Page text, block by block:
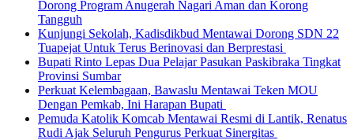
Dorong Program Anugerah Nagari Aman dan Korong
Tangguh
Kunjungi Sekolah, Kadisdikbud Mentawai Dorong SDN 22
Tuapejat Untuk Terus Berinovasi dan Berprestasi
Bupati Rinto Lepas Dua Pelajar Pasukan Paskibraka Tingkat
Provinsi Sumbar
Perkuat Kelembagaan, Bawaslu Mentawai Teken MOU
Dengan Pemkab, Ini Harapan Bupati
Pemuda Katolik Komcab Mentawai Resmi di Lantik, Renatus
Rudi Ajak Seluruh Pengurus Perkuat Sinergitas